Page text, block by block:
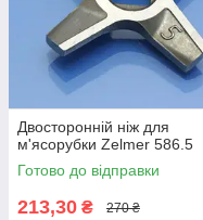
Двосторонній ніж для
м'ясорубки Zelmer 586.5
Готово до відправки
213,30 ₴ 270 ₴